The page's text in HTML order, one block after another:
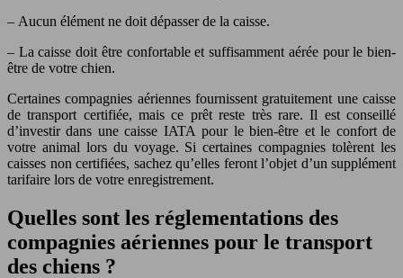
– Aucun élément ne doit dépasser de la caisse.
– La caisse doit être confortable et suffisamment aérée pour le bien-
être de votre chien.
Certaines compagnies aériennes fournissent gratuitement une caisse
de transport certifiée, mais ce prêt reste très rare. Il est conseillé
d’investir dans une caisse IATA pour le bien-être et le confort de
votre animal lors du voyage. Si certaines compagnies tolèrent les
caisses non certifiées, sachez qu’elles feront l’objet d’un supplément
tarifaire lors de votre enregistrement.
Quelles sont les réglementations des
compagnies aériennes pour le transport
des chiens ?